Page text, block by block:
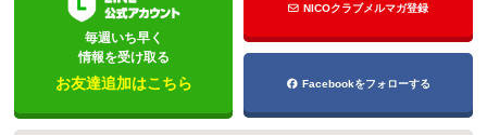
毎週いち早く
情報を受け取る
お友達追加はこちら
NICOクラブメルマガ登録
Facebookをフォローする